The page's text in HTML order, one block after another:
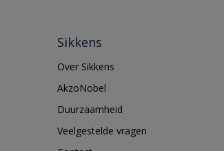
Sikkens
Over Sikkens
AkzoNobel
Duurzaamheid
Veelgestelde vragen